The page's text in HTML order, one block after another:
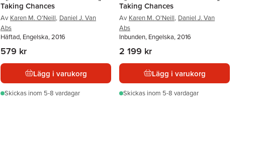
Taking Chances
Av Karen M. O'Neill, Daniel J. Van
Abs
Häftad, Engelska, 2016
579 kr
Lägg i varukorg
Skickas inom 5-8 vardagar
Taking Chances
Av Karen M. O'Neill, Daniel J. Van
Abs
Inbunden, Engelska, 2016
2 199 kr
Lägg i varukorg
Skickas inom 5-8 vardagar